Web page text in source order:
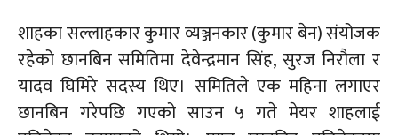
शाहका सल्लाहकार कुमार व्यञ्जनकार (कुमारबेन)संयोजक
रहेको छानबिन समितिमा देवेन्द्रमान सिंह, सुरजनिरौला र
यादव घिमिरे सदस्य थिए। समितिले एक महिना लगाएर
छानबिन गरेपछि गएको साउन ५ गते मेयर शाहलाई